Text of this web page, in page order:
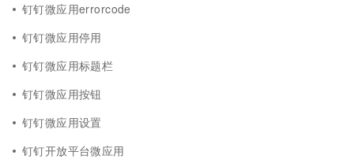
钉钉微应用errorcode
钉钉微应用停用
钉钉微应用标题栏
钉钉微应用按钮
钉钉微应用设置
钉钉开放平台微应用